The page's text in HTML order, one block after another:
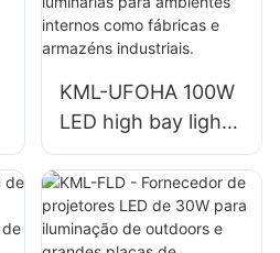
ambientes
internos, como
e armazéns.
KML-UFOHA 100W
LED high bay light,
fornecedor de
luminárias para
ambientes internos
como fábricas e